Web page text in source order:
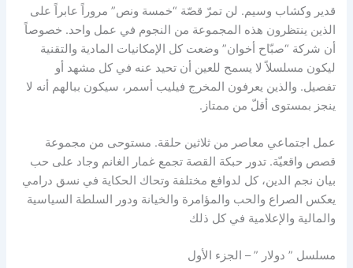
قدير وكشاب وسيم. لن تمرّ قصّة “خمسة ونص” مروراً عابراً على
الذين ينتظرون هذه المجموعة من النجوم في عمل واحد. خصوصاً
أن شركة “صبّاح أخوان” وضعت كل الإمكانيات المادية والتقنية
ليكون مسلسلاً لا يسمح للعين أن تحيد عنه في كل مشهد أو
تفصيل. والذين يعرفون المخرج فيليب أسمر، سيكون ببالهم أنه لا
ينجز بمستوى أقلّ من ممتاز.
عمل اجتماعي معاصر من ثلاثين حلقة. مستوحى من مجموعة
قصص واقعيّة. تدور حبكة القصة تجمع غمار الغانم وجاد على حب
بيان نجم الدين، كل لدوافع مختلفة وتحاك الحكاية في نسق درامي
يعكس الصراع والحب والمؤامرة والخيانة ودور السلطة السياسية
والمالية والإعلامية في كل ذلك
مسلسل ” دولار ” – الجزء الأول